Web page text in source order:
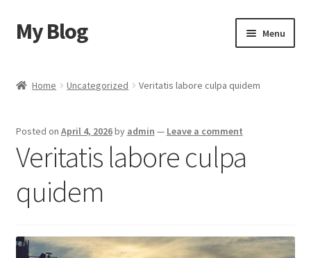
Skip
to
Skip
to
My Blog Menu
Checkout
Shop
Home Uncategorized Veritatis labore culpa quidem
Posted on April 4, 2026by admin — Leave a comment
Veritatis labore culpa
quidem